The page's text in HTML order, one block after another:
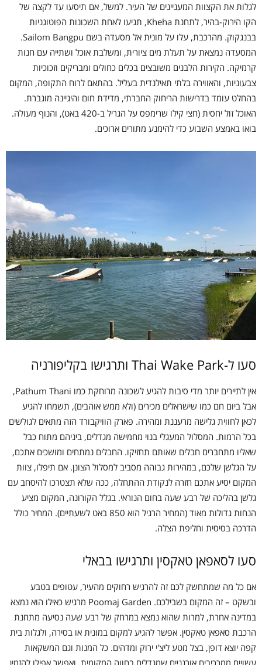
לגלות את הקצוות המעניינים של העיר. למשל, אם תיסעו עד לקצה של
הקו הירוק-בהיר, לתחנת Kheha, תגיעו לאחת השכונות הפוטוגניות
בבנגקוק. מהרכבת, עלו על מונית אל מסעדה בשם Sailom Bangpu.
המסעדה נמצאת על תעלת מים ציורית, ומשלבת אוכל ושתייה עם חנות
קרמיקה. הקירות הלבנים משובצים בכלים כחולים ומבריקים וזכוכיות
צבעוניות, והאווירה בלתי תאילנדית בעליל. בהתאם לרוח התקופה, המקום
בהחלט עומד בדרישות הריחוק החברתי, מדידת חום והיגיינה מוגברת.
האוכל זול יחסית (חצי קילו שרימפס על הגריל ב-420 באט), והנוף מעולה.
בואו באמצע השבוע כדי להימנע מתורים ארוכים.
סעו ל-Thai Wake Park ותרגישו בקליפורניה
אין לתיירים יותר מדי סיבות להגיע לשכונה מרוחקת כמו Pathum Thani,
אבל ביום חם כמו שישראלים מכירים (ולא ממש אוהבים), תשמחו להגיע
לכאן לחווית גלישה מרעננת ומהירה. פארק הוויקבורד הזה מתאים לגולשים
בכל הרמות. המסלול המעגלי בנוי מחמישה מגדלים, ביניהם מתוח כבל
שאליו מתחברים חבלים שאותם תחזיקו. החבלים נמתחים ומושכים אתכם,
על הגלשן שלכם, במהירות גבוהה מסביב למסלול הצונן. אם תיפלו, צוות
המקום יסיע אתכם חזרה לנקודת ההתחלה, ככה שלא תצטרכו להיסחב עם
גלשן בהליכה של רבע שעה בחום הנוראי. בגלל הקורונה, המקום מציע
הנחות גדולות מאוד (המחיר הרגיל הוא 850 באט לשעתיים). המחיר כולל
הדרכה בסיסית וחליפת הצלה.
סעו לסאפאן טאקסין ותרגישו בבאלי
אם כל מה שמתחשק לכם זה להרגיש רחוקים מהעיר, עטופים בטבע
ובשקט – זה המקום בשבילכם. Poomaj Garden מרגיש כאילו הוא נמצא
במדינה אחרת, למרות שהוא נמצא במרחק של רבע שעה נסיעה מתחנת
הרכבת סאפאן טאקסין. אפשר להגיע למקום במונית או בסירה, ולגלות בית
קפה יוצא דופן, בצל מטע ליצ'י ירוק ומדהים. כל המנות וגם המשקאות
עשויים ממרכיבים אורגניים שמגדלים בחווה המקומית, ואפשר אפילו להזמין